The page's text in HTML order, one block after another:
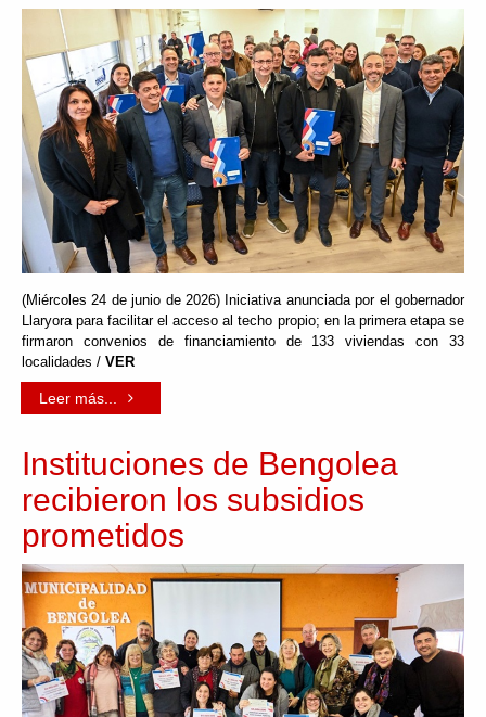
(Miércoles 24 de junio de 2026) Iniciativa anunciada por el gobernador
Llaryora para facilitar el acceso al techo propio; en la primera etapa se
firmaron convenios de financiamiento de 133 viviendas con 33
localidades / VER
Leer más...
Instituciones de Bengolea
recibieron los subsidios
prometidos